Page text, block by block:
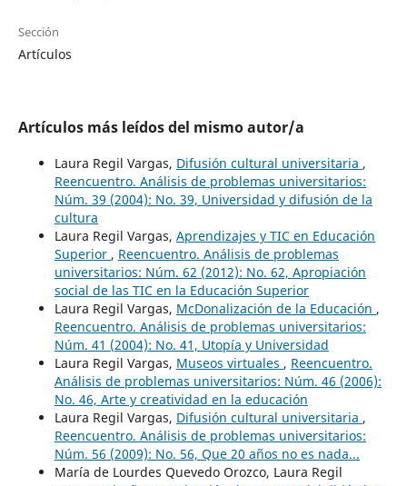
Sección
Artículos
Artículos más leídos del mismo autor/a
Laura Regil Vargas, Difusión cultural universitaria ,
Reencuentro. Análisis de problemas universitarios:
Núm. 39 (2004): No. 39, Universidad y difusión de la
cultura
Laura Regil Vargas, Aprendizajes y TIC en Educación
Superior , Reencuentro. Análisis de problemas
universitarios: Núm. 62 (2012): No. 62, Apropiación
social de las TIC en la Educación Superior
Laura Regil Vargas, McDonalización de la Educación ,
Reencuentro. Análisis de problemas universitarios:
Núm. 41 (2004): No. 41, Utopía y Universidad
Laura Regil Vargas, Museos virtuales , Reencuentro.
Análisis de problemas universitarios: Núm. 46 (2006):
No. 46, Arte y creatividad en la educación
Laura Regil Vargas, Difusión cultural universitaria ,
Reencuentro. Análisis de problemas universitarios:
Núm. 56 (2009): No. 56, Que 20 años no es nada...
María de Lourdes Quevedo Orozco, Laura Regil